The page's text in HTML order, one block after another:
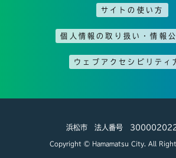
サイトの使い方
個人情報の取り扱い・情報
ウェブアクセシビリティ
浜松市 法人番号
Copyright © Hamamatsu City. All